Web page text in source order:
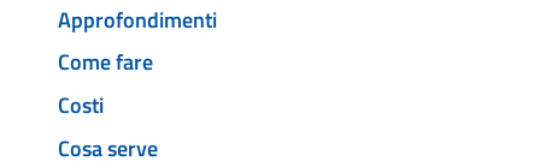
Approfondimenti
Come fare
Costi
Cosa serve